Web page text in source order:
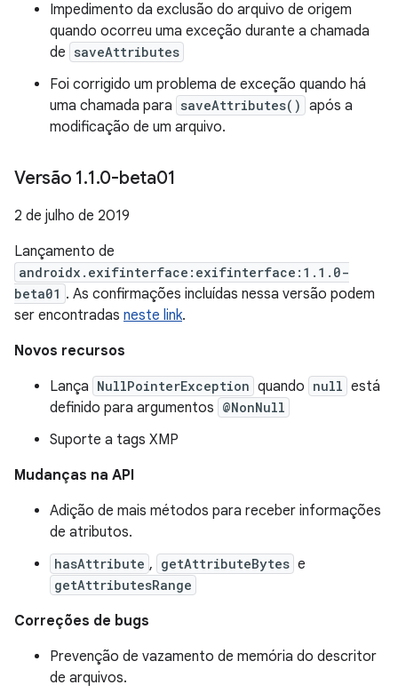
Impedimento da exclusão do arquivo de origem
quando ocorreu uma exceção durante a chamada
de saveAttributes
Foi corrigido um problema de exceção quando há
uma chamada para saveAttributes() após a
modificação de um arquivo.
Versão 1.1.0-beta01
2 de julho de 2019
Lançamento de
androidx.exifinterface:exifinterface:1.1.0-
beta01 . As confirmações incluídas nessa versão podem
ser encontradas neste link.
Novos recursos
Lança NullPointerException quando null está
definido para argumentos @NonNull
Suporte a tags XMP
Mudanças na API
Adição de mais métodos para receber informações
de atributos.
hasAttribute , getAttributeBytes e
getAttributesRange
Correções de bugs
Prevenção de vazamento de memória do descritor
de arquivos.